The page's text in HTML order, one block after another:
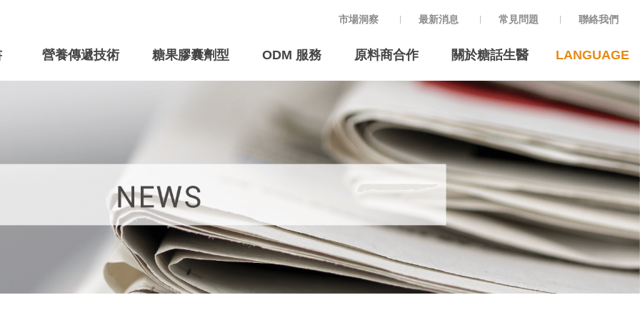
市場洞察 最新消息 常見問題 聯絡我們
營養傳遞技術 糖果膠囊劑型 ODM 服務 原料商合作 關於糖話生醫 LANGUAGE